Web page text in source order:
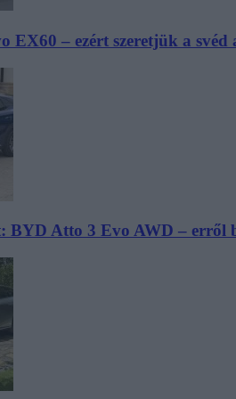
EX60 – ezért szeretjük a svéd
BYD Atto 3 Evo AWD – erről